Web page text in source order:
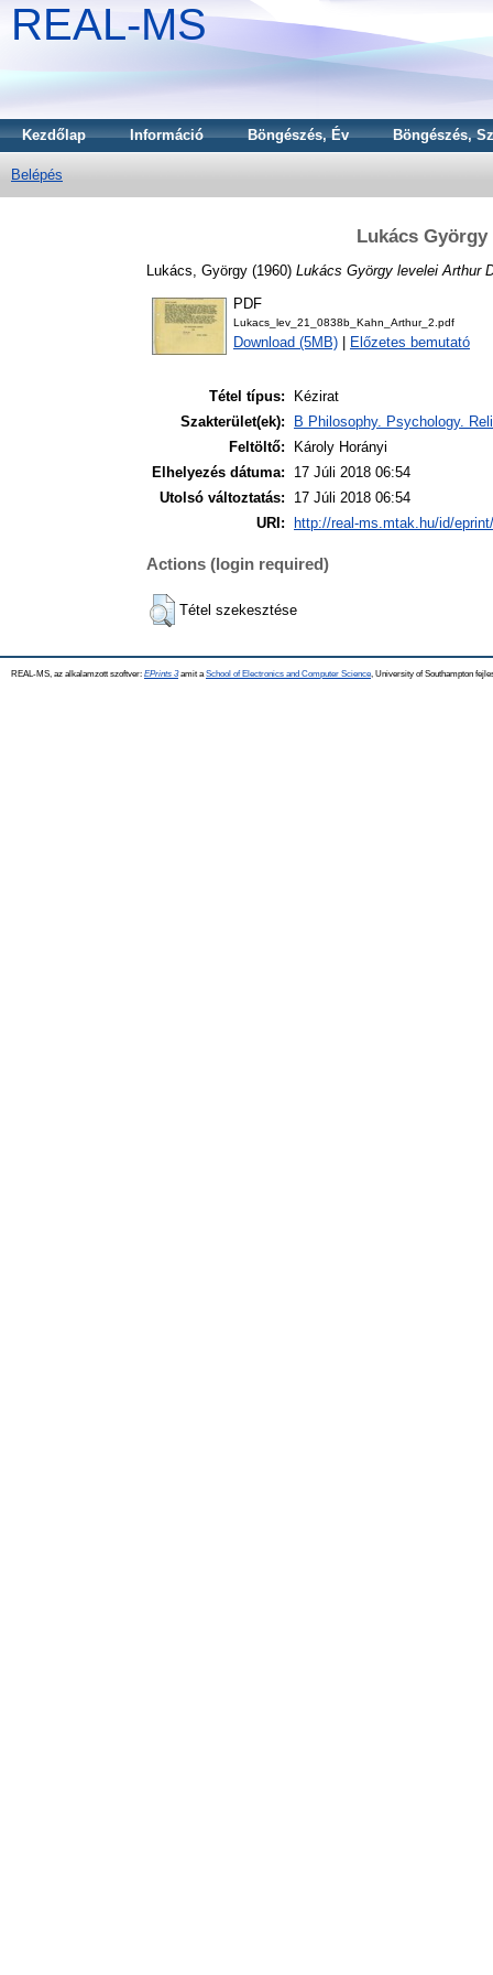
REAL-MS
Kezdőlap Információ Böngészés, Év Böngészés,
Belépés
Lukács
Lukács, György (1960) Lukács György levelei Arthur
PDF
Lukacs_lev_21_0838b_Kahn_Arthur_2.pdf
Download (5MB) Előzetes bemutató
Tétel típus:
Kézirat
Szakterület(ek):
B Philosophy. Psychology.
Feltöltő:
Károly Horányi
Elhelyezés dátuma:
17 Júli 2018 06:54
Utolsó változtatás:
17 Júli 2018 06:54
URI:
http://real-ms.mtak.hu/id/
Actions (login required)
Tétel szekesztése
REAL-MS, az alkalamzott szoftver: EPrints 3amit a School of Electronics and Computer Science , University of Southampton